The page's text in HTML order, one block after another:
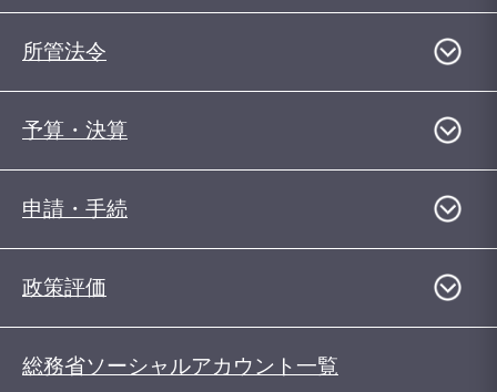
所管法令
予算・決算
申請・手続
政策評価
総務省ソーシャルアカウント一覧